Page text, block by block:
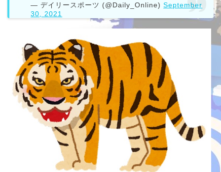
— デイリースポーツ (@Daily_Online)September
30, 2021